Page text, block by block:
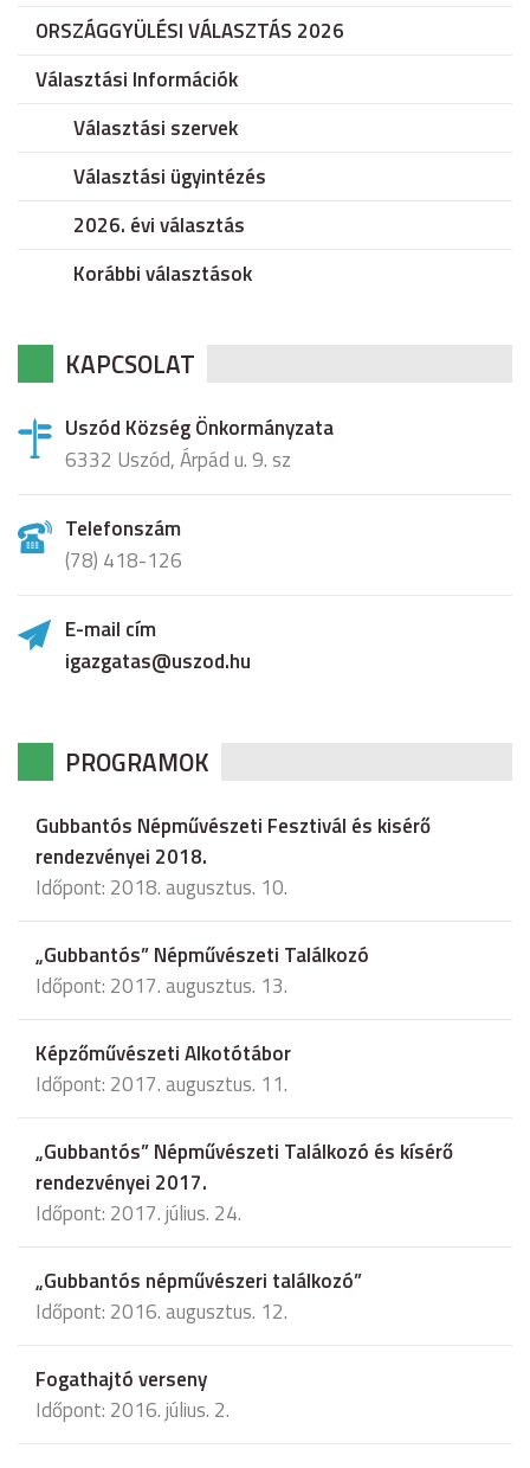
ORSZÁGGYÜLÉSI VÁLASZTÁS 2026
Választási Információk
Választási szervek
Választási ügyintézés
2026. évi választás
Korábbi választások
KAPCSOLAT
Uszód Község Önkormányzata
6332 Uszód, Árpád u. 9. sz
Telefonszám
(78) 418-126
E-mail cím
igazgatas@uszod.hu
PROGRAMOK
Gubbantós Népművészeti Fesztivál és kisérő
rendezvényei 2018.
Időpont: 2018. augusztus. 10.
„Gubbantós” Népművészeti Találkozó
Időpont: 2017. augusztus. 13.
Képzőművészeti Alkotótábor
Időpont: 2017. augusztus. 11.
„Gubbantós” Népművészeti Találkozó és kísérő
rendezvényei 2017.
Időpont: 2017. július. 24.
„Gubbantós népművészeri találkozó”
Időpont: 2016. augusztus. 12.
Fogathajtó verseny
Időpont: 2016. július. 2.